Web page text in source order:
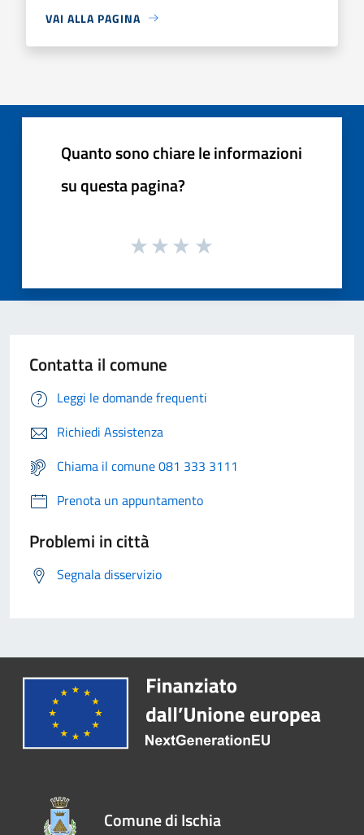
VAI ALLA PAGINA
Quanto sono chiare le informazioni
su questa pagina?
Contatta il comune
Leggi le domande frequenti
Richiedi Assistenza
Chiama il comune 081 333 3111
Prenota un appuntamento
Problemi in città
Segnala disservizio
Comune di Ischia